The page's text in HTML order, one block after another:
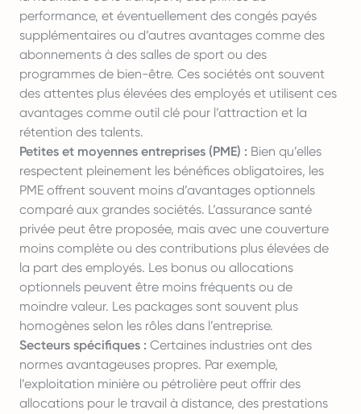
performance, et éventuellement des congés payés
supplémentaires ou d’autres avantages comme des
abonnements à des salles de sport ou des
programmes de bien-être. Ces sociétés ont souvent
des attentes plus élevées des employés et utilisent ces
avantages comme outil clé pour l’attraction et la
rétention des talents.
Petites et moyennes entreprises (PME) : Bien qu’elles
respectent pleinement les bénéfices obligatoires, les
PME offrent souvent moins d’avantages optionnels
comparé aux grandes sociétés. L’assurance santé
privée peut être proposée, mais avec une couverture
moins complète ou des contributions plus élevées de
la part des employés. Les bonus ou allocations
optionnels peuvent être moins fréquents ou de
moindre valeur. Les packages sont souvent plus
homogènes selon les rôles dans l’entreprise.
Secteurs spécifiques : Certaines industries ont des
normes avantageuses propres. Par exemple,
l’exploitation minière ou pétrolière peut offrir des
allocations pour le travail à distance, des prestations